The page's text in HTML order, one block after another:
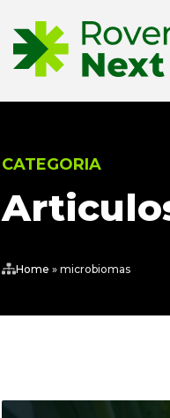
CATEGORIA
Home » microbiomas